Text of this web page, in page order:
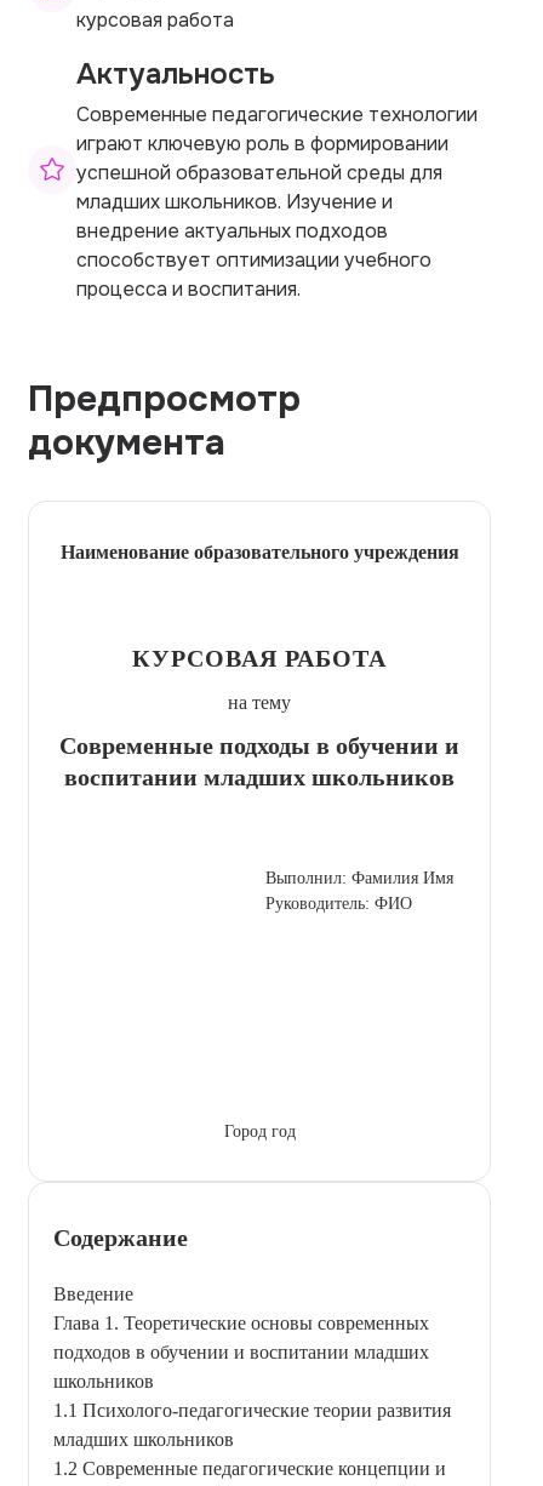
курсовая работа
Актуальность
Современные педагогические технологии
играют ключевую роль в формировании
успешной образовательной среды для
младших школьников. Изучение и
внедрение актуальных подходов
способствует оптимизации учебного
процесса и воспитания.
Предпросмотр
документа
Наименование образовательного учреждения
КУРСОВАЯ РАБОТА
на тему
Современные подходы в обучении и
воспитании младших школьников
Выполнил: Фамилия Имя
Руководитель: ФИО
Город год
Содержание
Введение
Глава 1. Теоретические основы современных
подходов в обучении и воспитании младших
школьников
1.1 Психолого-педагогические теории развития
младших школьников
1.2 Современные педагогические концепции и